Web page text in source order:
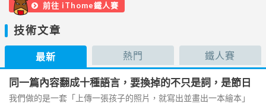
前往 iThome鐵人賽
技術文章
最新 熱門 鐵人賽
同一篇內容翻成十種語言，要換掉的不只是詞，是節日
我們做的是一套「上傳一張孩子的照片，就寫出並畫出一本繪本」